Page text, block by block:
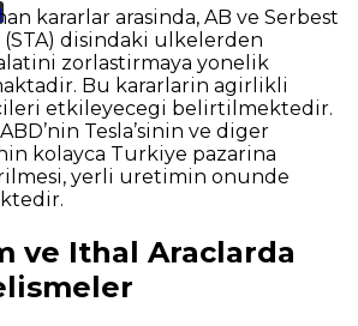
kararlar arasinda, AB ve Serbest
(STA) disindaki ulkelerden
zorlastirmaya yonelik
Bu kararlarin agirlikli
etkileyecegi belirtilmektedir.
Tesla’sinin ve diger
kolayca Turkiye pazarina
yerli uretimin onunde
ve Ithal Araclarda